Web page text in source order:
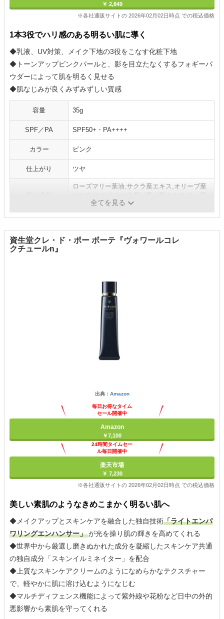
￥ 2,849
※各社通販サイトの 2026年02月02日時点 での税込価格
1本3役でハリ感のある明るい肌に導く
◆乳液、UV対策、メイク下地の3役をこなす化粧下地
◆トーンアップピンクパールと、影を目立たなくするフォギーパ
ウダーによって肌を明るく見せる
◆肌なじみが良くみずみずしい質感
容量 35g
SPF／PA SPF50+・PA++++
カラー ピンク
仕上がり ツヤ
ローズマリー葉油,サクラ葉エキス,オリーブ葉
エキス,アセチルヒアルロン酸Ｎａ
全てを見る
資生堂クレ・ド・ポー ボーテ『ヴォワールコレ
クチュールn』
出典： Amazon
毎日お得なタイム
セール開催中
Amazon
￥7,100
24時間タイムセー
ル毎日開催中
楽天市場
￥ 7,230
※各社通販サイトの 2026年02月02日時点 での税込価格
美しい素肌のようなきめこまかく明るい肌へ
◆メイクアップとスキンケアを融合した独自技術「ライトエンパ
ワリングエンハンサー」が光を操り肌の輝きを高めてくれる
◆世界中から厳選し磨きぬかれた成分を凝縮したスキンケア共通
の独自成分「スキンイルミネイター」を配合
◆上質なスキンケアクリームのようになめらかなテクスチャー
で、軽やかに肌に溶け込むようになじむ
◆マルチディフェンス機能によって紫外線や花粉など日中の外的
悪影響から素肌を守ってくれる